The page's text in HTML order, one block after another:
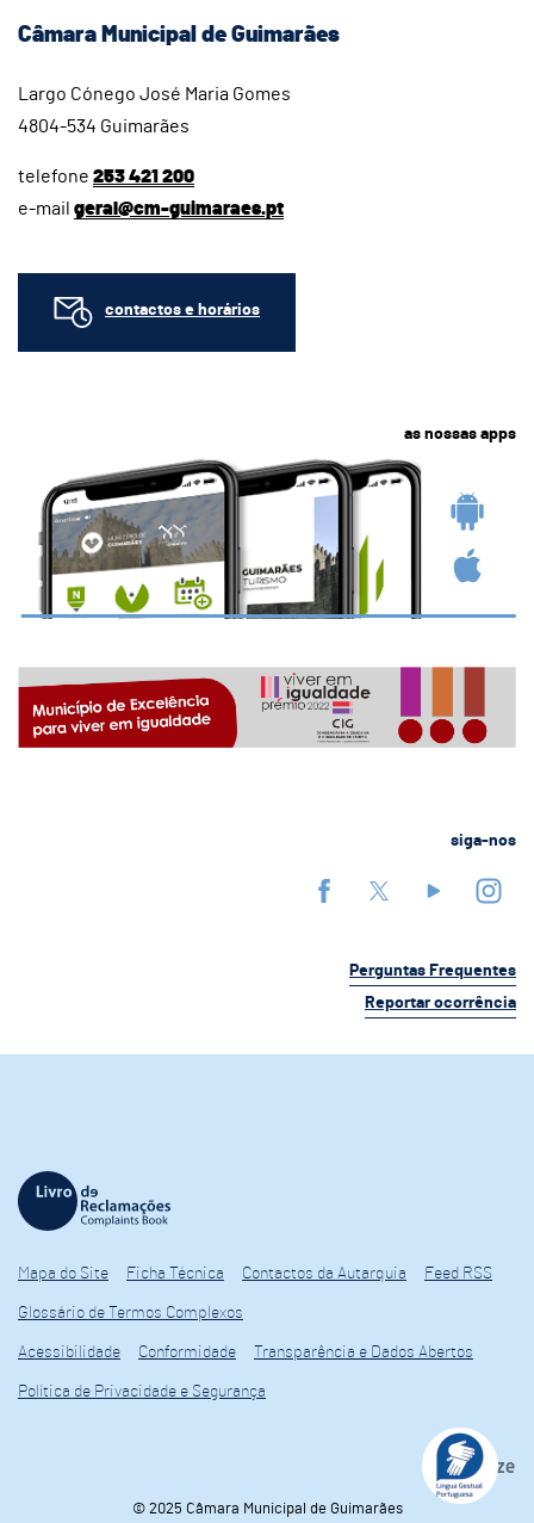
Câmara Municipal de Guimarães
Largo Cónego José Maria Gomes
4804-534 Guimarães
telefone 253 421 200
e-mail geral@cm-guimaraes.pt
contactos e horários
as nossas apps
siga-nos
Perguntas Frequentes
Reportar ocorrência
Mapa do Site Ficha Técnica Contactos da Autarquia Feed RSS
Glossário de Termos Complexos
Acessibilidade Conformidade Transparência e Dados Abertos
Política de Privacidade e Segurança
© 2025 Câmara Municipal de Guimarães